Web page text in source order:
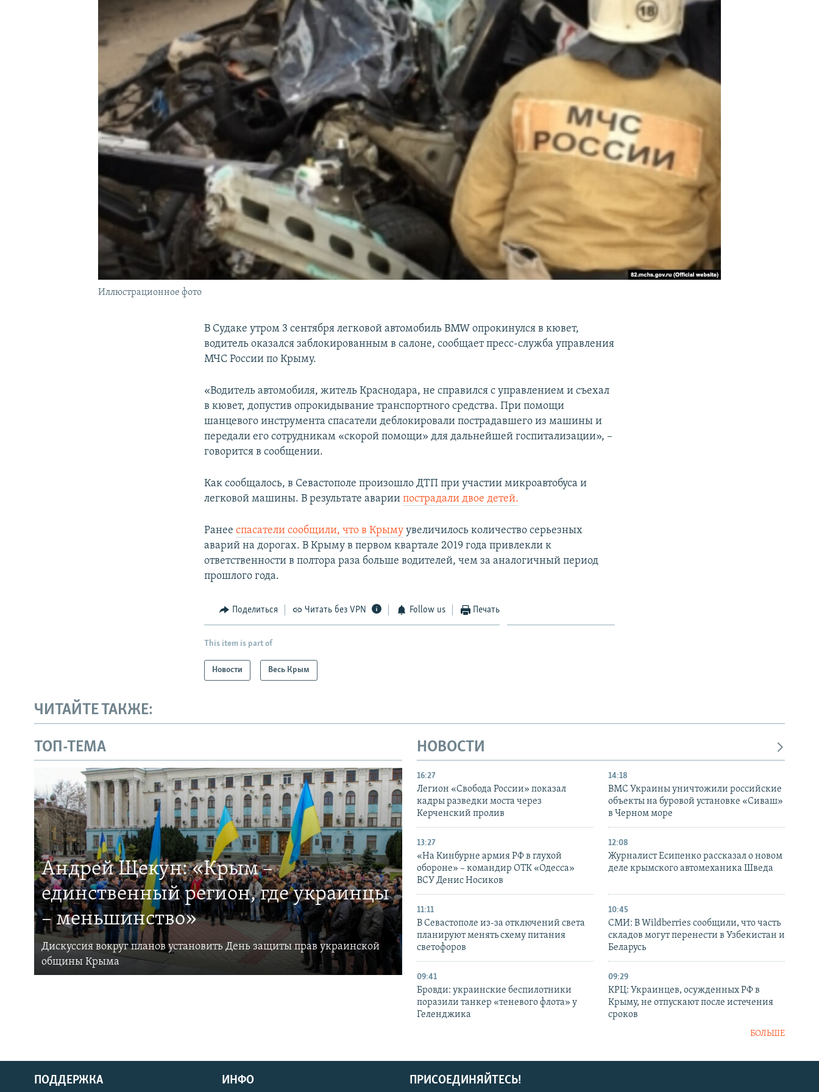
Иллюстрационное фото
В Судаке утром 3 сентября легковой автомобиль ВMW опрокинулся в кювет,
водитель оказался заблокированным в салоне, сообщает пресс-служба управления
МЧС России по Крыму.
«Водитель автомобиля, житель Краснодара, не справился с управлением и съехал
в кювет, допустив опрокидывание транспортного средства. При помощи
шанцевого инструмента спасатели деблокировали пострадавшего из машины и
передали его сотрудникам «скорой помощи» для дальнейшей госпитализации», –
говорится в сообщении.
Как сообщалось, в Севастополе произошло ДТП при участии микроавтобуса и
легковой машины. В результате авариипострадали двое детей.
Ранееспасатели сообщили, что в Крыму увеличилось количество серьезных
аварий на дорогах. В Крыму в первом квартале 2019 года привлекли к
ответственности в полтора раза больше водителей, чем за аналогичный период
прошлого года.
Поделиться Читать без VPN Follow us Печать
This item is part of
Новости Весь Крым
ЧИТАЙТЕ ТАКЖЕ:
ТОП-ТЕМА
Андрей Щекун: «Крым –
единственный регион, где украинцы
– меньшинство»
Дискуссия вокруг планов установить День защиты прав украинской
общины Крыма
НОВОСТИ
16:27
Легион «Свобода России» показал
кадры разведки моста через
Керченский пролив
14:18
ВМС Украины уничтожили российские
объекты на буровой установке «Сиваш»
в Черном море
13:27
«На Кинбурне армия РФ в глухой
обороне» – командир ОТК «Одесса»
ВСУ Денис Носиков
12:08
Журналист Есипенко рассказал о новом
деле крымского автомеханика Шведа
11:11
В Севастополе из-за отключений света
планируют менять схему питания
светофоров
10:45
СМИ: В Wildberries сообщили, что часть
складов могут перенести в Узбекистан и
Беларусь
09:41
Бровди: украинские беспилотники
поразили танкер «теневого флота» у
Геленджика
09:29
КРЦ: Украинцев, осужденных РФ в
Крыму, не отпускают после истечения
сроков
БОЛЬШЕ
ПРИСОЕДИНЯЙТЕСЬ!
ПОДДЕРЖКА ИНФО